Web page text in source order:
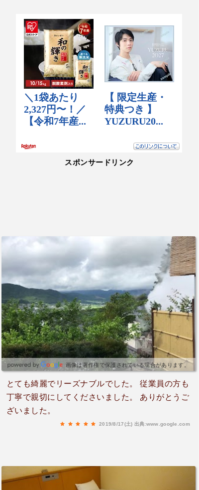
スポンサードリンク
画像は著作権で保護されている場合があります。
とても綺麗でリーズナブルでした。 従業員の方も
丁寧で親切にしてくださいました。 ありがとうご
ざいました。
2019/8/17(土) 出典:www.google.com